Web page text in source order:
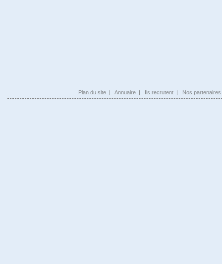
Plan du site| Annuaire| Ils recrutent| Nos partenaires